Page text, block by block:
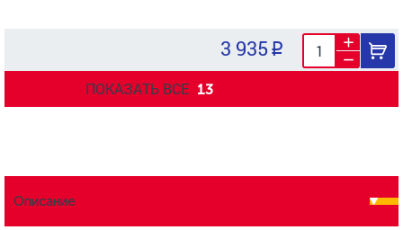
3 935
ПОКАЗАТЬ ВСЕ 13
Описание